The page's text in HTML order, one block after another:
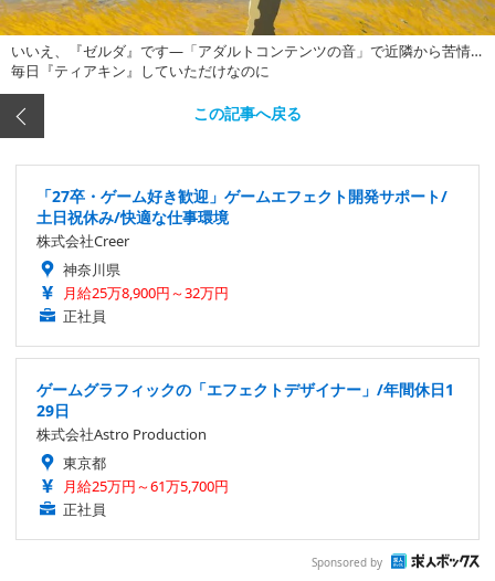
いいえ、『ゼルダ』です―「アダルトコンテンツの音」で近隣から苦情…
毎日『ティアキン』していただけなのに
この記事へ戻る
「27卒・ゲーム好き歓迎」ゲームエフェクト開発サポート/
土日祝休み/快適な仕事環境
株式会社Creer
神奈川県
月給25万8,900円～32万円
正社員
ゲームグラフィックの「エフェクトデザイナー」/年間休日1
29日
株式会社Astro Production
東京都
月給25万円～61万5,700円
正社員
Sponsored by